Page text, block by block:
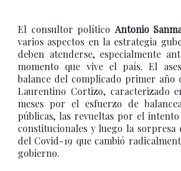
El consultor político Antonio
varios aspectos en la estrategia
deben atenderse, especialmente
momento que vive el país. El
balance del complicado primer año
Laurentino Cortizo, caracterizado
meses por el esfuerzo de
públicas, las revueltas por el
constitucionales y luego la sorpresa
del Covid-19 que cambió
gobierno.